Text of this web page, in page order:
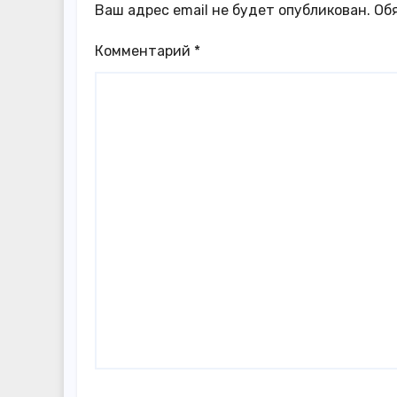
Ваш адрес email не будет опубликован.
Комментарий *